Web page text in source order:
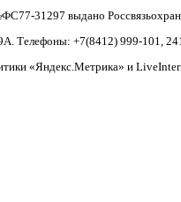
31297 выдано
Телефоны: +7(8412) 999-101,
«Яндекс.Метрика» и